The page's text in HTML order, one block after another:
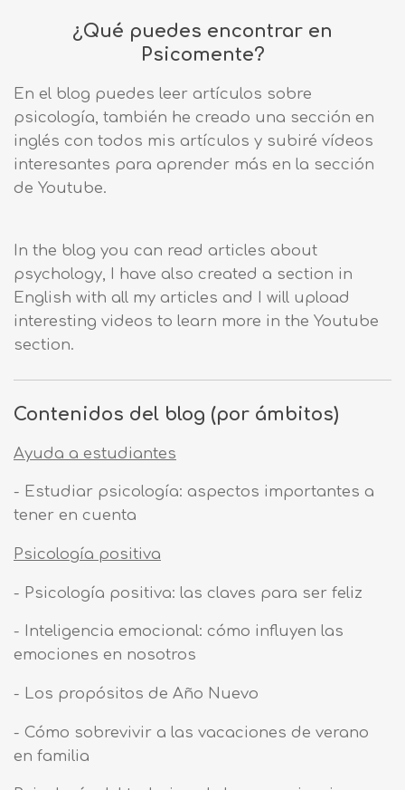
¿Qué puedes encontrar en
Psicomente?
En el blog puedes leer artículos sobre
psicología, también he creado una sección en
inglés con todos mis artículos y subiré vídeos
interesantes para aprender más en la sección
de Youtube.
In the blog you can read articles about
psychology, I have also created a section in
English with all my articles and I will upload
interesting videos to learn more in the Youtube
section.
Contenidos del blog (por ámbitos)
Ayuda a estudiantes
- Estudiar psicología: aspectos importantes a
tener en cuenta
Psicología positiva
- Psicología positiva: las claves para ser feliz
- Inteligencia emocional: cómo influyen las
emociones en nosotros
- Los propósitos de Año Nuevo
- Cómo sobrevivir a las vacaciones de verano
en familia